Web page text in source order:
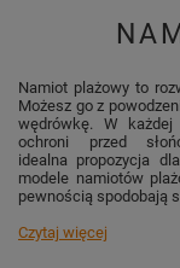
Namiot plażowy to
Możesz go z
wędrówkę. W
ochroni przed
idealna propozycja
modele namiotów
pewnością spodobają
Czytaj więcej